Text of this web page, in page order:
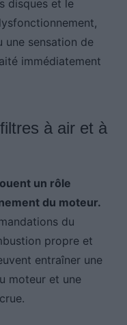
disques et le
une sensation de
immédiatement
à air et à
un rôle
du moteur.
du
propre et
entraîner une
moteur et une